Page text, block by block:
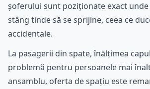
șoferului sunt poziționate exact
stâng tinde să se sprijine, ceea ce
accidentale.
La pasagerii din spate, înălțimea
problemă pentru persoanele mai
ansamblu, oferta de spațiu este